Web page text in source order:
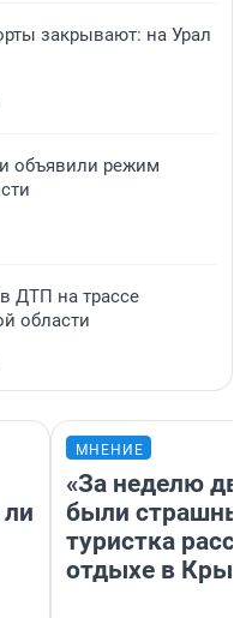
закрывают: на Урал
объявили режим
ДТП на трассе
области
МНЕНИЕ
«За неделю
были
туристка
отдыхе в